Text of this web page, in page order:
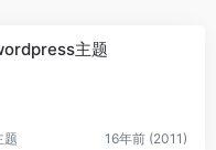
主题
题 16年前 (2011)